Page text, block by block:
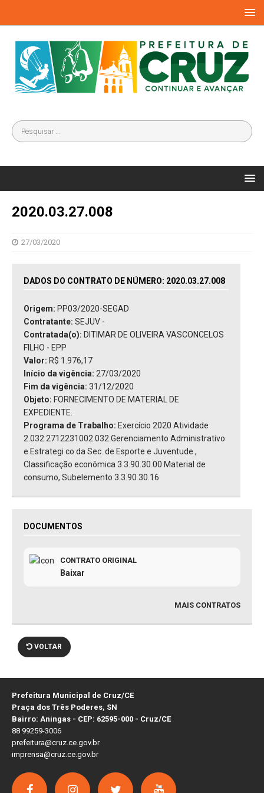
2020.03.27.008
27/03/2020
DADOS DO CONTRATO DE NÚMERO: 2020.03.27.008
Origem: PP03/2020-SEGAD
Contratante: SEJUV -
Contratada(o): DITIMAR DE OLIVEIRA VASCONCELOS
FILHO - EPP
Valor: R$ 1.976,17
Início da vigência: 27/03/2020
Fim da vigência: 31/12/2020
Objeto: FORNECIMENTO DE MATERIAL DE
EXPEDIENTE.
Programa de Trabalho: Exercício 2020 Atividade
2.032.2712231002.032.Gerenciamento Administrativo
e Estrategi co da Sec. de Esporte e Juventude.,
Classificação econômica 3.3.90.30.00 Material de
consumo, Subelemento 3.3.90.30.16
DOCUMENTOS
CONTRATO ORIGINAL
Baixar
MAIS CONTRATOS
VOLTAR
Prefeitura Municipal de Cruz/CE
Praça dos Três Poderes, SN
Bairro: Aningas - CEP: 62595-000 - Cruz/CE
88 99259-3006
prefeitura@cruz.ce.gov.br
imprensa@cruz.ce.gov.br